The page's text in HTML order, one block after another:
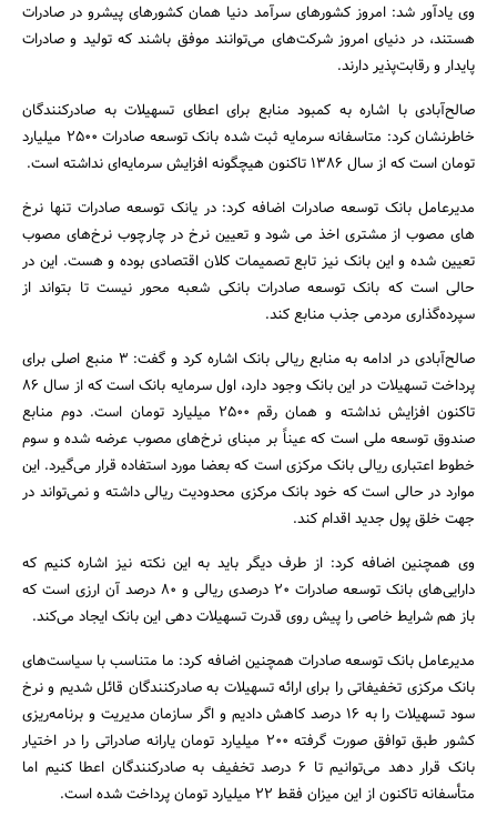
جستجو
وی یادآور شد: امروز کشورهای سرآمد دنیا همان کشورهای پیشرو در صادرات
هستند، در دنیای امروز شرکت‌های می‌توانند موفق باشند که تولید و صادرات
پایدار و رقابت‌پذیر دارند.
صالح‌آبادی با اشاره به کمبود منابع برای اعطای تسهیلات به صادرکنندگان
خاطرنشان کرد: متاسفانه سرمایه ثبت شده بانک توسعه صادرات 2500 میلیارد
تومان است که از سال 1386 تاکنون هیچگونه افزایش سرمایه‌ای نداشته است.
مدیرعامل بانک توسعه صادرات اضافه کرد: در یانک توسعه صادرات تنها نرخ
های مصوب از مشتری اخذ می شود و تعیین نرخ در چارچوب نرخ‌های مصوب
تعیین شده و این بانک نیز تابع تصمیمات کلان اقتصادی بوده و هست. این در
حالی است که بانک توسعه صادرات بانکی شعبه محور نیست تا بتواند از
سپرده‌گذاری مردمی جذب منابع کند.
صالح‌آبادی در ادامه به منابع ریالی بانک اشاره کرد و گفت: 3 منبع اصلی برای
پرداخت تسهیلات در این بانک وجود دارد، اول سرمایه بانک است که از سال 86
تاکنون افزایش نداشته و همان رقم 2500 میلیارد تومان است. دوم منابع
صندوق توسعه ملی است که عیناً بر مبنای نرخ‌های مصوب عرضه شده و سوم
خطوط اعتباری ریالی بانک مرکزی است که بعضا مورد استفاده قرار می‌گیرد. این
موارد در حالی است که خود بانک مرکزی محدودیت ریالی داشته و نمی‌تواند در
جهت خلق پول جدید اقدام کند.
وی همچنین اضافه کرد: از طرف دیگر باید به این نکته نیز اشاره کنیم که
دارایی‌های بانک توسعه صادرات 20 درصدی ریالی و 80 درصد آن ارزی است که
باز هم شرایط خاصی را پیش روی قدرت تسهیلات دهی این بانک ایجاد می‌کند.
مدیرعامل بانک توسعه صادرات همچنین اضافه کرد: ما متناسب با سیاست‌های
بانک مرکزی تخفیفاتی را برای ارائه تسهیلات به صادرکنندگان قائل شدیم و نرخ
سود تسهیلات را به 16 درصد کاهش دادیم و اگر سازمان مدیریت و برنامه‌ریزی
کشور طبق توافق صورت گرفته 200 میلیارد تومان یارانه صادراتی را در اختیار
بانک قرار دهد می‌توانیم تا 6 درصد تخفیف به صادرکنندگان اعطا کنیم اما
متأسفانه تاکنون از این میزان فقط 22 میلیارد تومان پرداخت شده است.